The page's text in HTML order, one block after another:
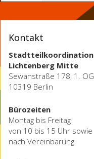
Kontakt
Stadtteilkoordination
Lichtenberg Mitte
Sewanstraße 178, 1. OG
10319 Berlin
Bürozeiten
Montag bis Freitag
von 10 bis 15 Uhr sowie
nach Vereinbarung